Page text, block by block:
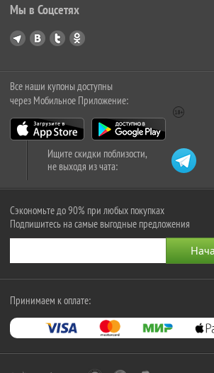
Мы в Соцсетях
Все наши купоны доступны
через Мобильное Приложение:
Ищите скидки поблизости,
не выходя из чата:
Сэкономьте до 90% при любых покупках
Подпишитесь на самые выгодные предложения
Принимаем к оплате: